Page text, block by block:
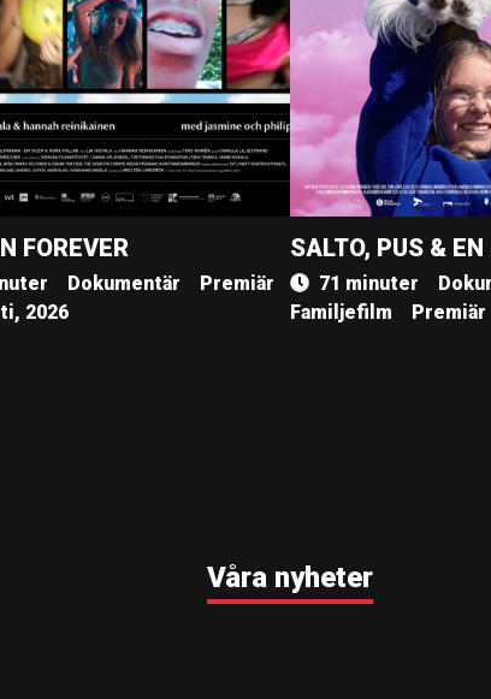
FOREVER
Dokumentär
Premiär
2026
SALTO, PUS &
71 minuter
Familjefilm
Premiär
Våra nyheter